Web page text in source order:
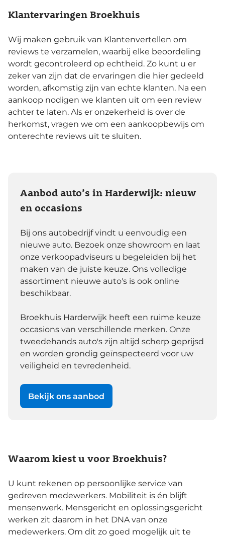
Klantervaringen Broekhuis
Wij maken gebruik van Klantenvertellen om
reviews te verzamelen, waarbij elke beoordeling
wordt gecontroleerd op echtheid. Zo kunt u er
zeker van zijn dat de ervaringen die hier gedeeld
worden, afkomstig zijn van echte klanten. Na een
aankoop nodigen we klanten uit om een review
achter te laten. Als er onzekerheid is over de
herkomst, vragen we om een aankoopbewijs om
onterechte reviews uit te sluiten.
Aanbod auto’s in Harderwijk: nieuw
en occasions
Bij ons autobedrijf vindt u eenvoudig een
nieuwe auto. Bezoek onze showroom en laat
onze verkoopadviseurs u begeleiden bij het
maken van de juiste keuze. Ons volledige
assortiment nieuwe auto's is ook online
beschikbaar.
Broekhuis Harderwijk heeft een ruime keuze
occasions van verschillende merken. Onze
tweedehands auto's zijn altijd scherp geprijsd
en worden grondig geïnspecteerd voor uw
veiligheid en tevredenheid.
Bekijk ons aanbod
Waarom kiest u voor Broekhuis?
U kunt rekenen op persoonlijke service van
gedreven medewerkers. Mobiliteit is én blijft
mensenwerk. Mensgericht en oplossingsgericht
werken zit daarom in het DNA van onze
medewerkers. Om dit zo goed mogelijk uit te